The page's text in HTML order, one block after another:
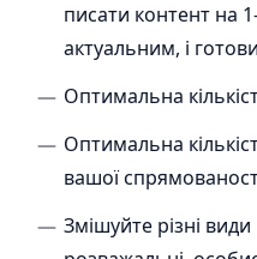
писати контент на
актуальним, і
Оптимальна
Оптимальна
вашої
Змішуйте різні